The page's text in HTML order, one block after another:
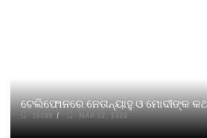
ଟେଲିଫୋନରେ ନେତାନ୍ୟାହୁ ଓ ମୋଦୀଙ୍କ
15009 MAR 02, 2026